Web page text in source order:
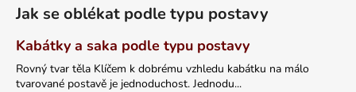
Jak se oblékat podle typu postavy
Kabátky a saka podle typu postavy
Rovný tvar těla Klíčem k dobrému vzhledu kabátku na málo
tvarované postavě je jednoduchost. Jednodu...